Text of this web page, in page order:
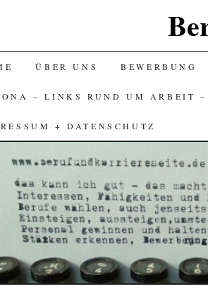
ÜBER UNS BEWERBUNG
– LINKS RUND UM ARBEIT
+ DATENSCHUTZ